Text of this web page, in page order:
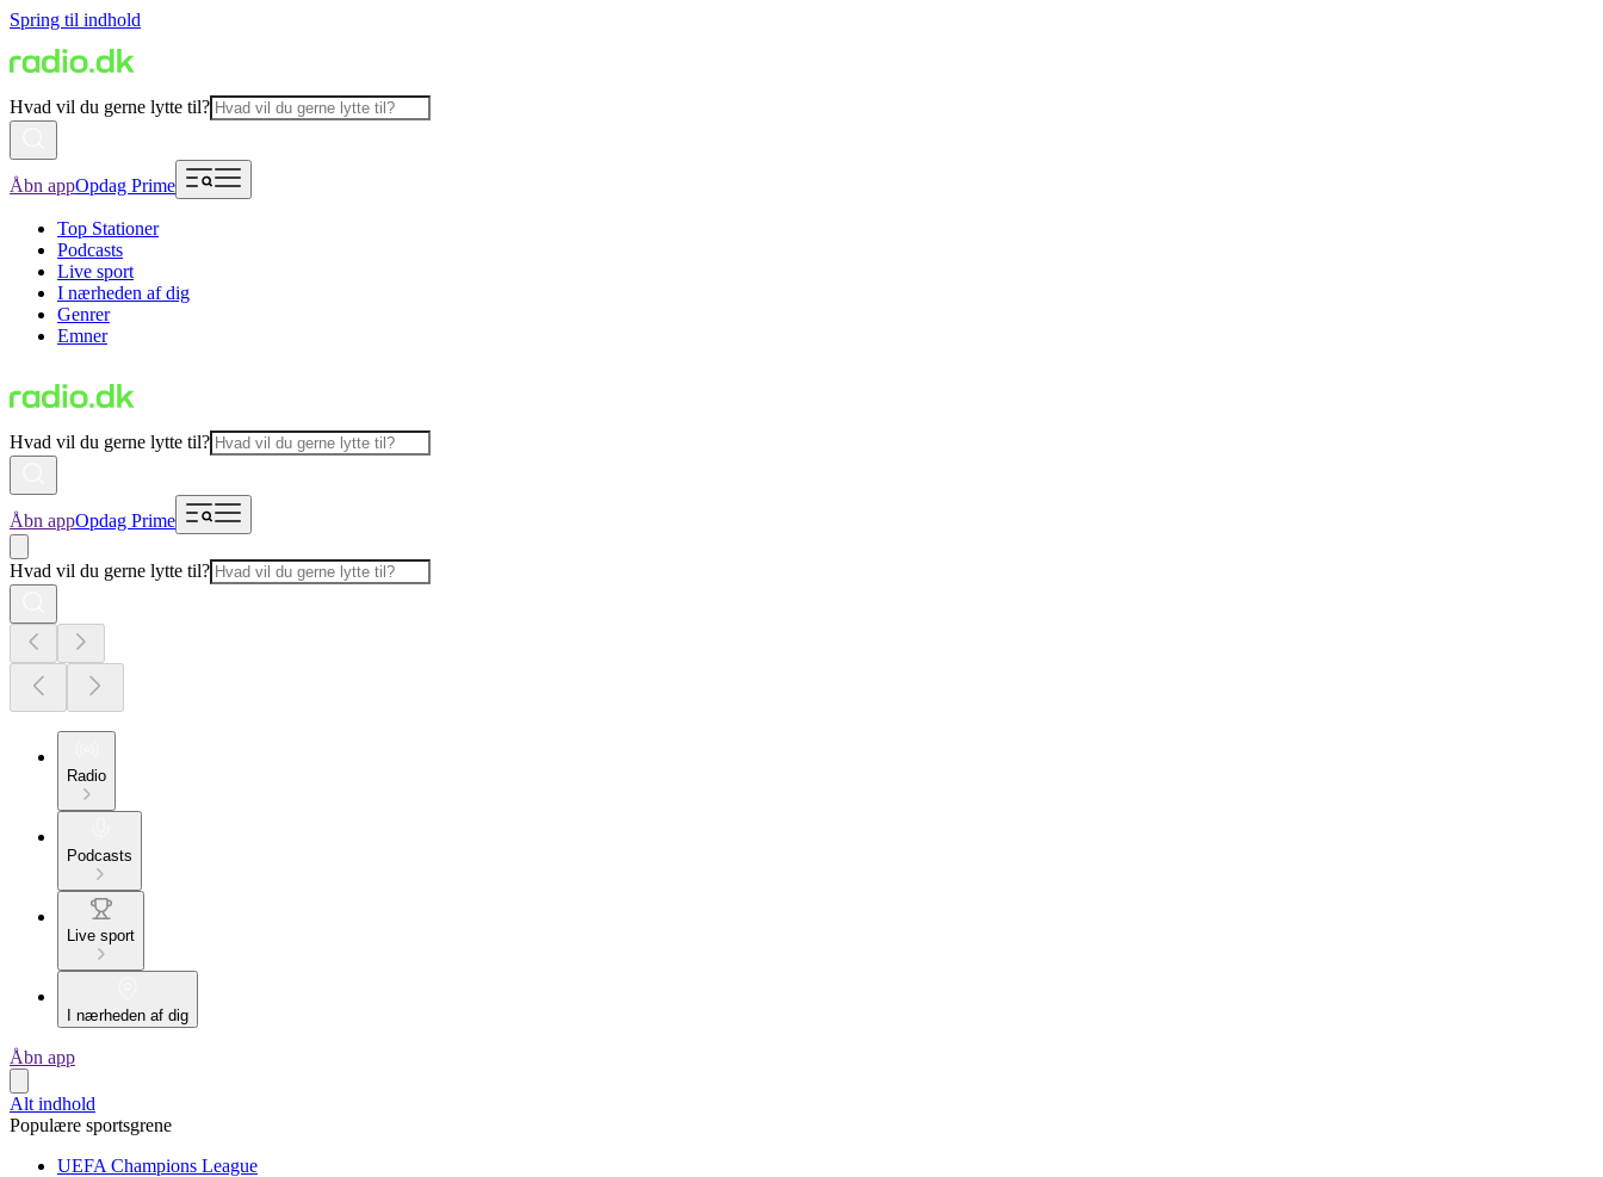
Spring til indhold
Hvad vil du gerne lytte til?
Åbn appOpdag Prime
Top Stationer
Podcasts
Live sport
I nærheden af dig
Genrer
Emner
Hvad vil du gerne lytte til?
Åbn appOpdag Prime
Hvad vil du gerne lytte til?
Radio
Podcasts
Live sport
I nærheden af dig
Åbn app
Alt indhold
Populære sportsgrene
UEFA Champions League